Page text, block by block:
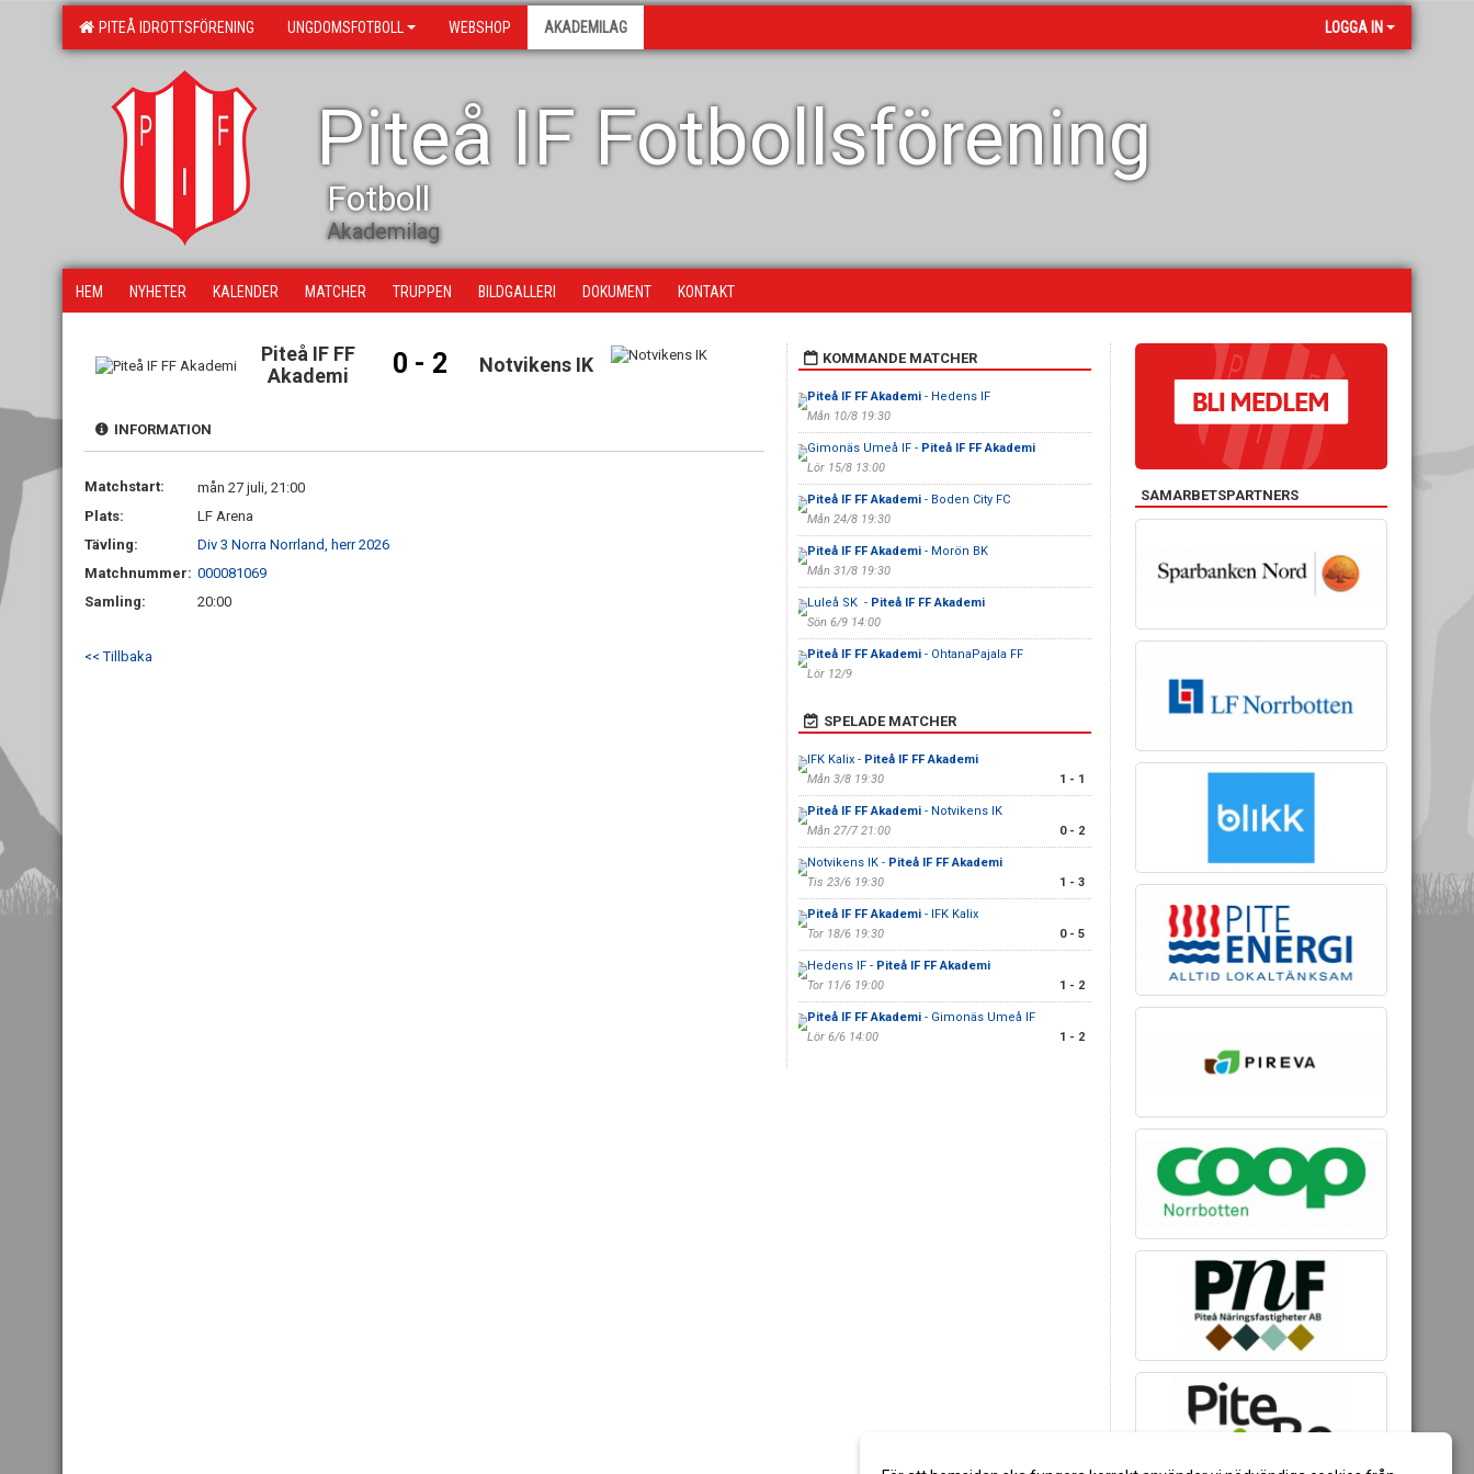
PITEÅ IDROTTSFÖRENING UNGDOMSFOTBOLL WEBSHOP AKADEMILAG LOGGA IN
Piteå IF Fotbollsförening
Fotboll
Akademilag
HEM NYHETER KALENDER MATCHER TRUPPEN BILDGALLERI DOKUMENT KONTAKT
Piteå IF FF
Akademi
0 - 2 Notvikens IK
INFORMATION
Matchstart:
mån 27 juli, 21:00
Plats:
LF Arena
Tävling:
Div 3 Norra Norrland, herr 2026
Matchnummer: 000081069
Samling:
20:00
<< Tillbaka
KOMMANDE MATCHER
Piteå IF FF Akademi- Hedens IF
Mån 10/8 19:30
Gimonäs Umeå IF - Piteå IF FF Akademi
Lör 15/8 13:00
Piteå IF FF Akademi- Boden City FC
Mån 24/8 19:30
Piteå IF FF Akademi- Morön BK
Mån 31/8 19:30
Luleå SK - Piteå IF FF Akademi
Sön 6/9 14:00
Piteå IF FF Akademi- OhtanaPajala FF
Lör 12/9
SPELADE MATCHER
IFK Kalix - Piteå IF FF Akademi
Mån 3/8 19:30
1 - 1
Piteå IF FF Akademi- Notvikens IK
Mån 27/7 21:00
0 - 2
Notvikens IK - Piteå IF FF Akademi
Tis 23/6 19:30
1 - 3
Piteå IF FF Akademi- IFK Kalix
Tor 18/6 19:30
0 - 5
Hedens IF - Piteå IF FF Akademi
Tor 11/6 19:00
1 - 2
Piteå IF FF Akademi- Gimonäs Umeå IF
Lör 6/6 14:00
1 - 2
SAMARBETSPARTNERS